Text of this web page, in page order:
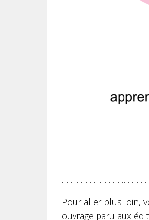
Pour aller plus loin,
ouvrage paru aux